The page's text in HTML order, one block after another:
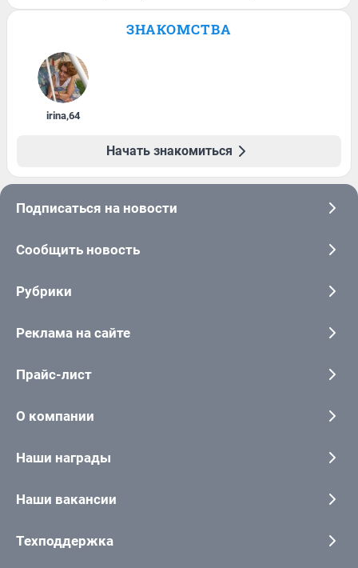
ЗНАКОМСТВА
irina,64
Начать знакомиться
Подписаться на новости
Сообщить новость
Рубрики
Реклама на сайте
Прайс-лист
О компании
Наши награды
Наши вакансии
Техподдержка